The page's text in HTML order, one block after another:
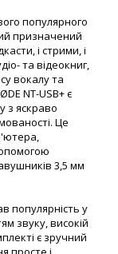
популярного
призначений
і стрими, і
та відеокниг,
вокалу та
NT-USB+ є
з яскраво
Це
3,5 мм
популярність у
звуку, високій
є зручний